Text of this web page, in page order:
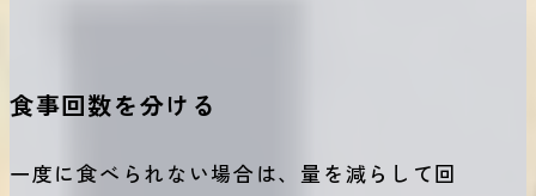
食事回数を分ける
一度に食べられない場合は、量を減らして回